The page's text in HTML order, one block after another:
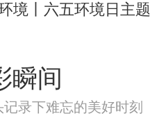
境丨六五环境日主
瞬间
记录下难忘的美好时刻